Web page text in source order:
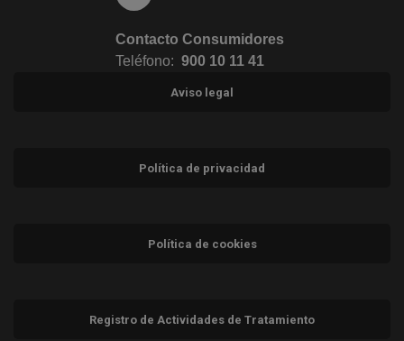
Contacto Consumidores
Teléfono: 900 10 11 41
Aviso legal
Política de privacidad
Política de cookies
Registro de Actividades de Tratamiento